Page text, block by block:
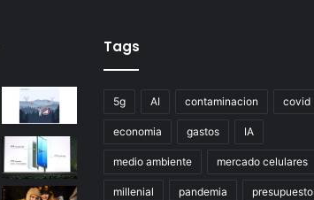
Tags
5g AI contaminacion covid
economia gastos IA
medio ambiente mercado celulares
millenial pandemia presupuesto